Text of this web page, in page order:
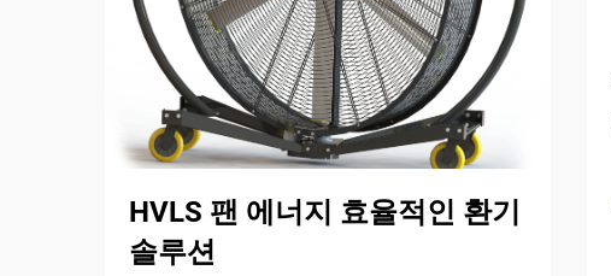
HVLS 팬 에너지 효율적인 환기
솔루션